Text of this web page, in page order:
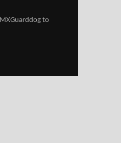
MXGuarddog to